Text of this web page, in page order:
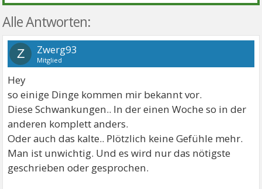
Alle Antworten:
Z Zwerg93
Mitglied
Hey
so einige Dinge kommen mir bekannt vor.
Diese Schwankungen.. In der einen Woche so in der
anderen komplett anders.
Oder auch das kalte.. Plötzlich keine Gefühle mehr.
Man ist unwichtig. Und es wird nur das nötigste
geschrieben oder gesprochen.